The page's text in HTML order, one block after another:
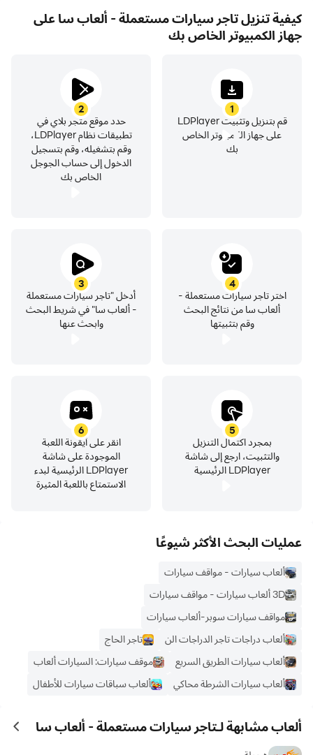
كيفية تنزيل تاجر سيارات مستعملة - ألعاب سا على
جهاز الكمبيوتر الخاص بك
1
قم بتنزيل وتثبيت LDPlayer
على جهاز الكمبيوتر الخاص
بك
2
حدد موقع متجر بلاي في
تطبيقات نظام LDPlayer،
وقم بتشغيله، وقم بتسجيل
الدخول إلى حساب الجوجل
الخاص بك
3
أدخل "تاجر سيارات مستعملة
- ألعاب سا" في شريط البحث
وابحث عنها
4
اختر تاجر سيارات مستعملة -
ألعاب سا من نتائج البحث
وقم بتثبيتها
5
بمجرد اكتمال التنزيل
والتثبيت، ارجع إلى شاشة
LDPlayer الرئيسية
6
انقر على أيقونة اللعبة
الموجودة على شاشة
LDPlayer الرئيسية لبدء
الاستمتاع باللعبة المثيرة
عمليات البحث الأكثر شيوعًا
ألعاب سيارات - مواقف سيارات
3D ألعاب سيارات - مواقف سيارات
مواقف سيارات سوبر-ألعاب سيارات
ألعاب دراجات تاجر الدراجات الن
تاجر الحاج
ألعاب سيارات الطريق السريع
موقف سيارات: السيارات ألعاب
ألعاب سيارات الشرطة محاكي
ألعاب سباقات سيارات للأطفال
ألعاب مشابهة لـتاجر سيارات مستعملة - ألعاب سا